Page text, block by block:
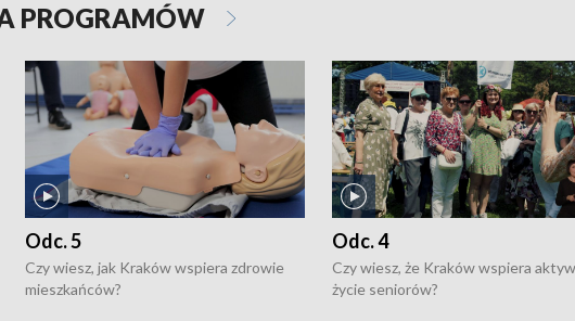
PROGRAMÓW
Odc. 5
Czy wiesz, jak Kraków wspiera zdrowie
mieszkańców?
Odc. 4
Czy wiesz, że Kraków wspiera
życie seniorów?